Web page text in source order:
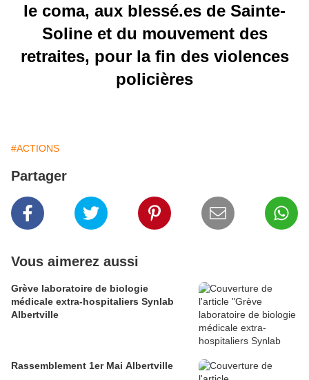
le coma, aux blessé.es de Sainte-
Soline et du mouvement des
retraites, pour la fin des violences
policières
#ACTIONS
Partager
Vous aimerez aussi
Grève laboratoire de biologie
médicale extra-hospitaliers Synlab
Albertville
Rassemblement 1er Mai Albertville